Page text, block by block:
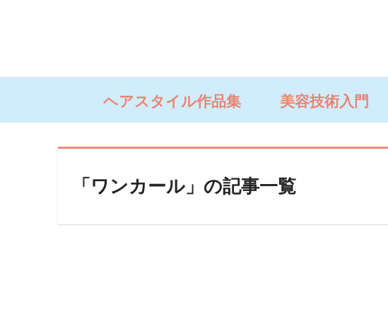
ヘアスタイル作品集 美容技術入門
「ワンカール」の記事一覧